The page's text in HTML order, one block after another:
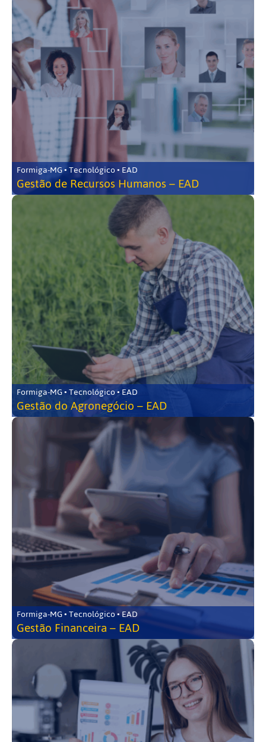
Formiga-MG • Tecnológico • EAD
Gestão de Recursos Humanos – EAD
Formiga-MG • Tecnológico • EAD
Gestão do Agronegócio – EAD
Formiga-MG • Tecnológico • EAD
Gestão Financeira – EAD